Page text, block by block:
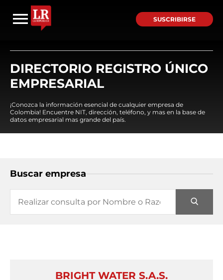
SUSCRIBIRSE
DIRECTORIO REGISTRO ÚNICO
EMPRESARIAL
¡Conozca la información esencial de cualquier empresa de
Colombia! Encuentre NIT, dirección, teléfono, y mas en la base de
datos empresarial mas grande del país.
Buscar empresa
BRIGHT WATER S.A.S.